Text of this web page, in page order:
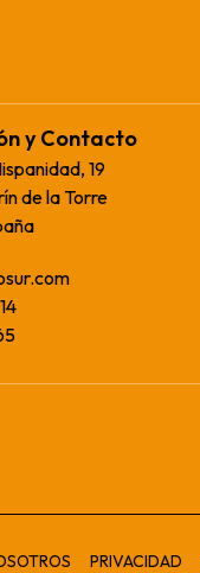
y Contacto
19
de la Torre
PRIVACIDAD